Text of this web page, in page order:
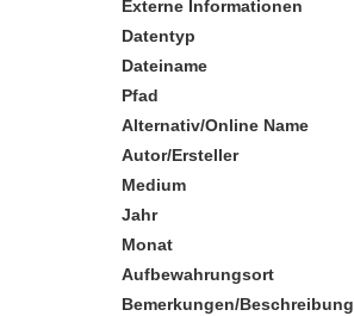
Externe Informationen
Datentyp
Dateiname
Pfad
Alternativ/Online Name
Autor/Ersteller
Medium
Jahr
Monat
Aufbewahrungsort
Bemerkungen/Beschreibung